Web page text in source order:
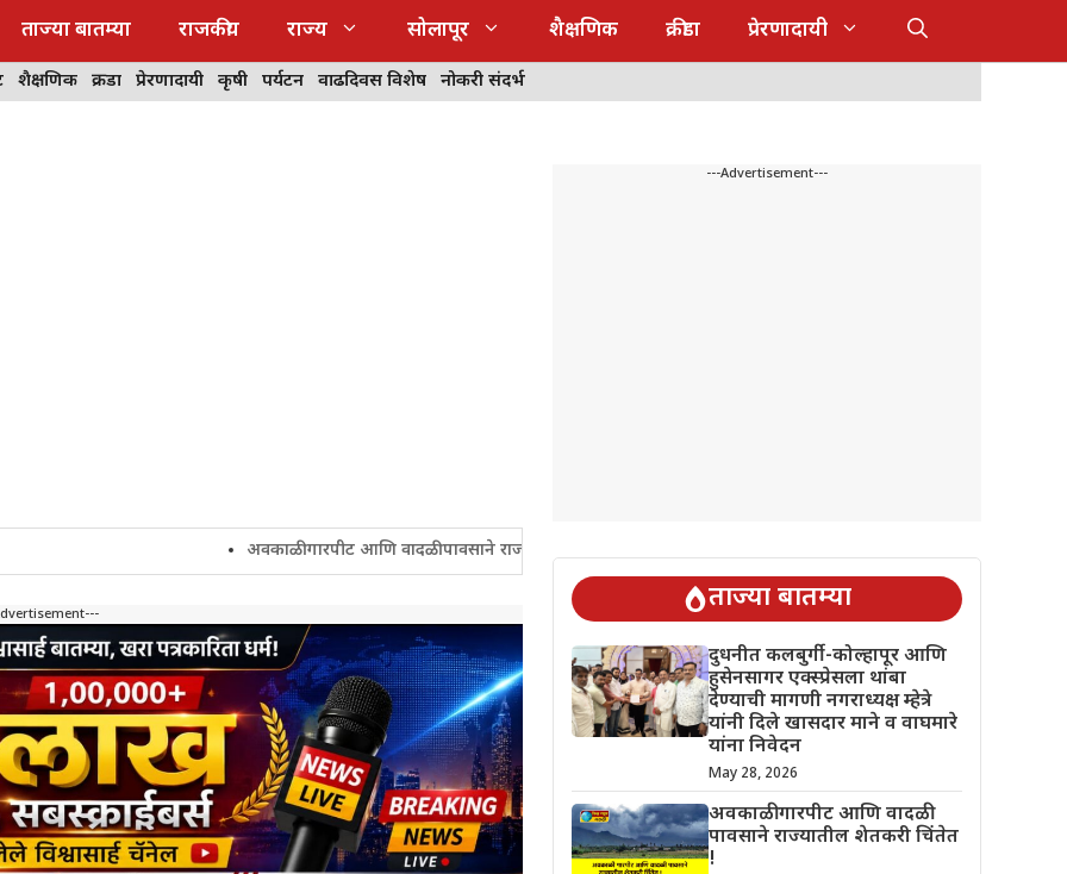
ताज्या बातम्या राजकीय राज्य सोलापूर शैक्षणिक क्रीडा प्रेरणादायी
शैक्षणिक क्रीडा प्रेरणादायी कृषी पर्यटन वाढदिवस विशेष नोकरी संदर्भ
अवकाळी गारपीट आणि वादळी पावसाने राज्यातील शेतकरी चिंतेत !
---Advertisement---
ताज्या बातम्या
दुधनीत कलबुर्गी-कोल्हापूर आणि
हुसेनसागर एक्स्प्रेसला थांबा
देण्याची मागणी नगराध्यक्ष म्हेत्रे
यांनी दिले खासदार माने व वाघमारे
यांना निवेदन
May 28, 2026
अवकाळी गारपीट आणि वादळी
पावसाने राज्यातील शेतकरी चिंतेत
!